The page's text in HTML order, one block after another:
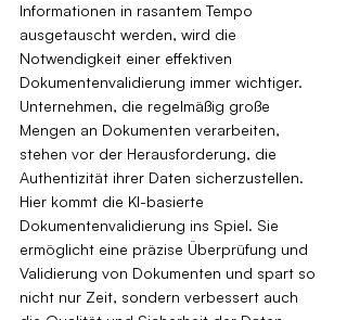
Informationen in rasantem Tempo
ausgetauscht werden, wird die
Notwendigkeit einer effektiven
Dokumentenvalidierung immer wichtiger.
Unternehmen, die regelmäßig große
Mengen an Dokumenten verarbeiten,
stehen vor der Herausforderung, die
Authentizität ihrer Daten sicherzustellen.
Hier kommt die KI-basierte
Dokumentenvalidierung ins Spiel. Sie
ermöglicht eine präzise Überprüfung und
Validierung von Dokumenten und spart so
nicht nur Zeit, sondern verbessert auch